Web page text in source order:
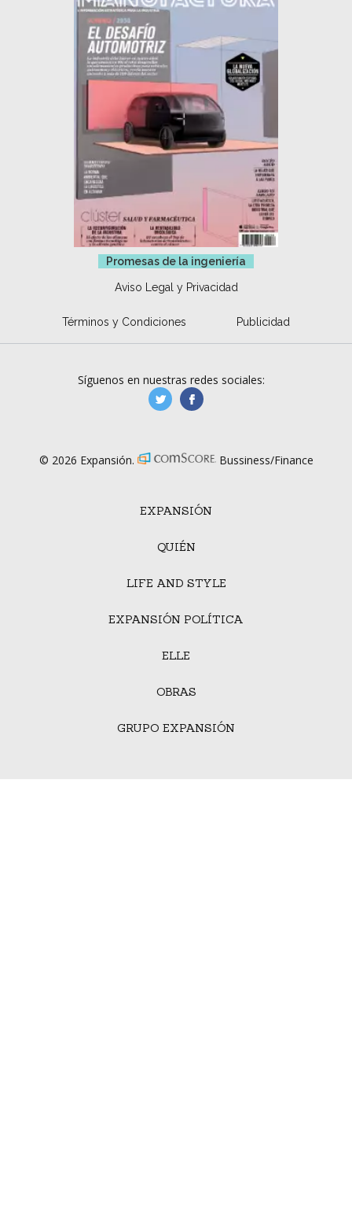
Promesas de la ingeniería
Aviso Legal y Privacidad
Términos y Condiciones Publicidad
EXPANSIÓN
QUIÉN
LIFE AND STYLE
EXPANSIÓN POLÍTICA
ELLE
OBRAS
GRUPO EXPANSIÓN
Síguenos en nuestras redes sociales:
manufacturaGE
© 2026 Expansión. Bussiness/Finance